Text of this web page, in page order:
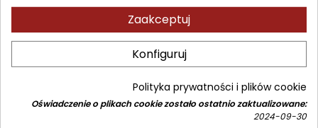
BADANIA NAUKOWE W PIELĘGNIARSTWIE
(0)
Ocena, synteza i tworzenie dowodów naukowych w praktyce
Zaakceptuj
Konfiguruj
Polityka prywatności i plików cookie
Oświadczenie o plikach cookie zostało ostatnio zaktualizowane:
2024-09-30